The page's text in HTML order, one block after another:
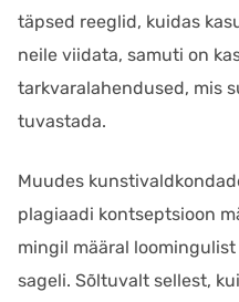
täpsed reeglid, kuidas
neile viidata, samuti on
tarkvaralahendused, mis
tuvastada.
Muudes
plagiaadi kontseptsioon
mingil määral
sageli. Sõltuvalt sellest,